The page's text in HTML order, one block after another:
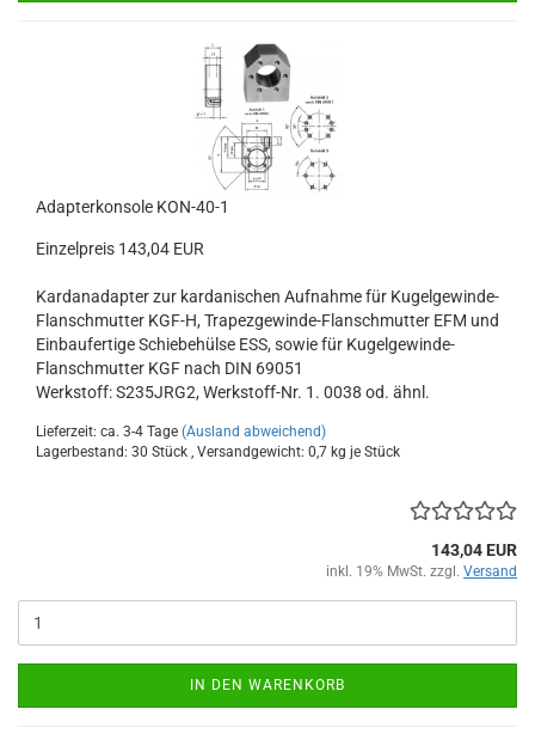
Adapterkonsole KON-40-1
Einzelpreis 143,04 EUR
Kardanadapter zur kardanischen Aufnahme für Kugelgewinde-
Flanschmutter KGF-H, Trapezgewinde-Flanschmutter EFM und
Einbaufertige Schiebehülse ESS, sowie für Kugelgewinde-
Flanschmutter KGF nach DIN 69051
Werkstoff: S235JRG2, Werkstoff-Nr. 1. 0038 od. ähnl.
Lieferzeit: ca. 3-4 Tage (Ausland abweichend)
Lagerbestand: 30 Stück , Versandgewicht: 0,7 kg je Stück
143,04 EUR
inkl. 19% MwSt. zzgl. Versand
IN DEN WARENKORB